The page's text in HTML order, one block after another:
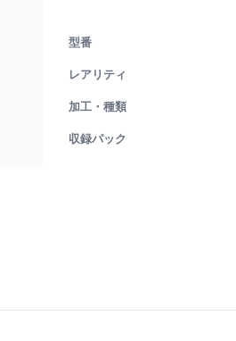
型番
レアリティ
加工・種類
収録パック